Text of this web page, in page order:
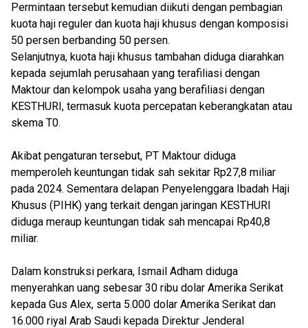
Permintaan tersebut kemudian diikuti dengan pembagian
kuota haji reguler dan kuota haji khusus dengan komposisi
50 persen berbanding 50 persen.
Selanjutnya, kuota haji khusus tambahan diduga diarahkan
kepada sejumlah perusahaan yang terafiliasi dengan
Maktour dan kelompok usaha yang berafiliasi dengan
KESTHURI, termasuk kuota percepatan keberangkatan atau
skema T0.
Akibat pengaturan tersebut, PT Maktour diduga
memperoleh keuntungan tidak sah sekitar Rp27,8 miliar
pada 2024. Sementara delapan Penyelenggara Ibadah Haji
Khusus (PIHK) yang terkait dengan jaringan KESTHURI
diduga meraup keuntungan tidak sah mencapai Rp40,8
miliar.
Dalam konstruksi perkara, Ismail Adham diduga
menyerahkan uang sebesar 30 ribu dolar Amerika Serikat
kepada Gus Alex, serta 5.000 dolar Amerika Serikat dan
16.000 riyal Arab Saudi kepada Direktur Jenderal